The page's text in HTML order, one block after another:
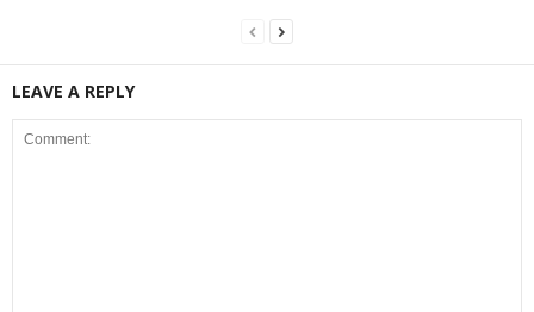
LEAVE A REPLY